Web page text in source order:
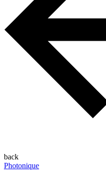
back
Photonique